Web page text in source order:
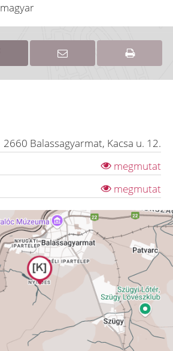
magyar
2660 Balassagyarmat, Kacsa u. 12.
megmutat
megmutat